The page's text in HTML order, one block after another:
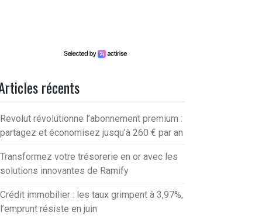
récents
Revolut révolutionne l’abonnement premium :
partagez et économisez jusqu’à 260 € par an
Transformez votre trésorerie en or avec les
solutions innovantes de Ramify
Crédit immobilier : les taux grimpent à 3,97%,
l’emprunt résiste en juin